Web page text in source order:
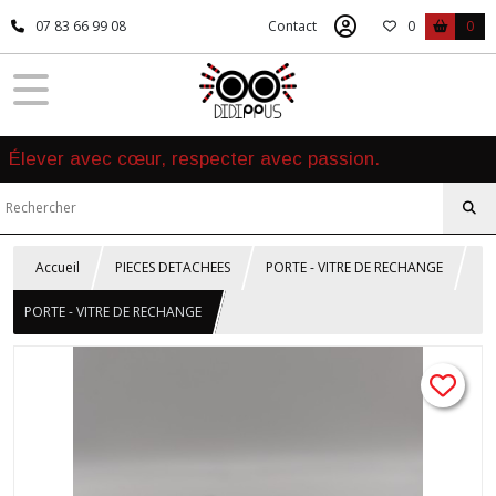
07 83 66 99 08 Contact 0 0
Élever avec cœur, respecter avec passion.
Accueil PIECES DETACHEES PORTE - VITRE DE RECHANGE
PORTE - VITRE DE RECHANGE